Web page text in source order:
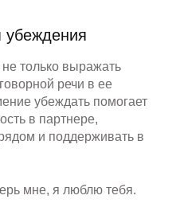
убеждения
только выражать
речи в ее
убеждать помогает
в партнере,
и поддерживать в
мне, я люблю тебя.